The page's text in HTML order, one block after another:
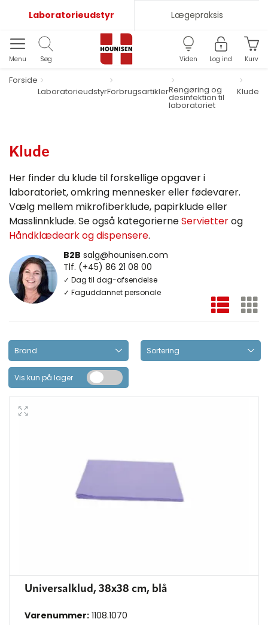
Laboratorieudstyr Lægepraksis
Menu Søg Viden Log ind Kurv
Forside
LaboratorieudstyrForbrugsartiklerRengøring og
desinfektion til
laboratoriet
Klude
Klude
Her finder du klude til forskellige opgaver i
laboratoriet, omkring mennesker eller fødevarer.
Vælg mellem mikrofiberklude, papirklude eller
Masslinnklude. Se også kategorierneServietterog
Håndklædeark og dispensere.
B2B salg@hounisen.com
Tlf. (+45) 86 21 08 00
✓ Dag til dag-afsendelse
✓ Faguddannet personale
Vis kun på lager
Universalklud, 38x38 cm, blå
Varenummer: 1108.1070